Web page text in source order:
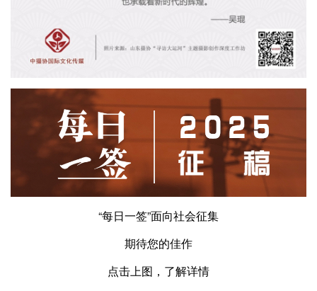
“每日一签”面向社会征集
期待您的佳作
点击上图，了解详情